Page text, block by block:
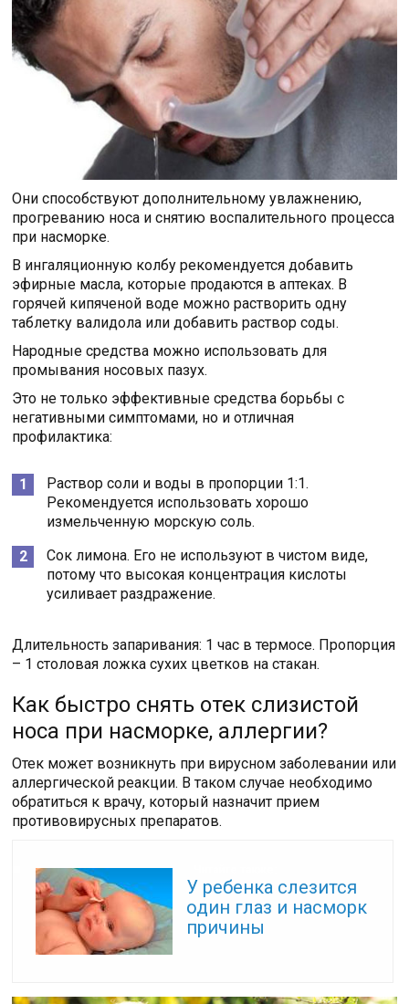
Они способствуют дополнительному увлажнению,
прогреванию носа и снятию воспалительного процесса
при насморке.
В ингаляционную колбу рекомендуется добавить
эфирные масла, которые продаются в аптеках. В
горячей кипяченой воде можно растворить одну
таблетку валидола или добавить раствор соды.
Народные средства можно использовать для
промывания носовых пазух.
Это не только эффективные средства борьбы с
негативными симптомами, но и отличная
профилактика:
Раствор соли и воды в пропорции 1:1.
Рекомендуется использовать хорошо
измельченную морскую соль.
Сок лимона. Его не используют в чистом виде,
потому что высокая концентрация кислоты
усиливает раздражение.
Длительность запаривания: 1 час в термосе. Пропорция
– 1 столовая ложка сухих цветков на стакан.
Как быстро снять отек слизистой
носа при насморке, аллергии?
Отек может возникнуть при вирусном заболевании или
аллергической реакции. В таком случае необходимо
обратиться к врачу, который назначит прием
противовирусных препаратов.
У ребенка слезится
один глаз и насморк
причины